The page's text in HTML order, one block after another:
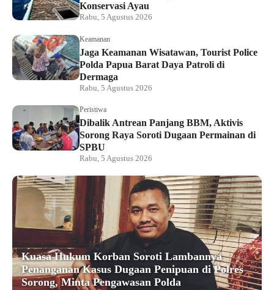
Konservasi Ayau
Rabu, 5 Agustus 2026
Keamanan
Jaga Keamanan Wisatawan, Tourist Police
Polda Papua Barat Daya Patroli di
Dermaga
Rabu, 5 Agustus 2026
Peristiwa
Dibalik Antrean Panjang BBM, Aktivis
Sorong Raya Soroti Dugaan Permainan di
SPBU
Rabu, 5 Agustus 2026
Kuasa Hukum Korban Soroti Lambannya
Penanganan Kasus Dugaan Penipuan di Polres
Sorong, Minta Pengawasan Polda